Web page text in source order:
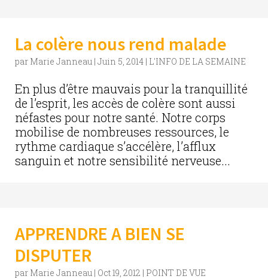
La colère nous rend malade
par Marie Janneau | Juin 5, 2014 | L'INFO DE LA SEMAINE
En plus d’être mauvais pour la tranquillité
de l’esprit, les accès de colère sont aussi
néfastes pour notre santé. Notre corps
mobilise de nombreuses ressources, le
rythme cardiaque s’accélère, l’afflux
sanguin et notre sensibilité nerveuse...
APPRENDRE A BIEN SE
DISPUTER
par Marie Janneau | Oct 19, 2012 | POINT DE VUE